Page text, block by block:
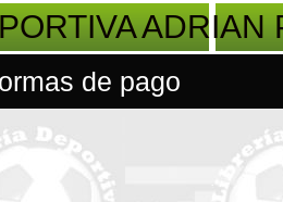
ADRIAN
de pago